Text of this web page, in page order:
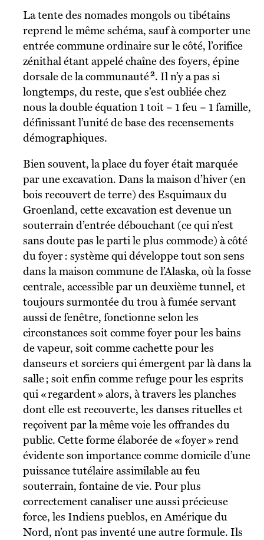
La tente des nomades mongols ou tibétains
reprend le même schéma, sauf à comporter une
entrée commune ordinaire sur le côté, l’orifice
zénithal étant appelé chaîne des foyers, épine
dorsale de la communauté2. Il n’y a pas si
longtemps, du reste, que s’est oubliée chez
nous la double équation 1 toit = 1 feu = 1 famille,
définissant l’unité de base des recensements
démographiques.
Bien souvent, la place du foyer était marquée
par une excavation. Dans la maison d’hiver (en
bois recouvert de terre) des Esquimaux du
Groenland, cette excavation est devenue un
souterrain d’entrée débouchant (ce qui n’est
sans doute pas le parti le plus commode) à côté
du foyer : système qui développe tout son sens
dans la maison commune de l’Alaska, où la fosse
centrale, accessible par un deuxième tunnel, et
toujours surmontée du trou à fumée servant
aussi de fenêtre, fonctionne selon les
circonstances soit comme foyer pour les bains
de vapeur, soit comme cachette pour les
danseurs et sorciers qui émergent par là dans la
salle ; soit enfin comme refuge pour les esprits
qui « regardent » alors, à travers les planches
dont elle est recouverte, les danses rituelles et
reçoivent par la même voie les offrandes du
public. Cette forme élaborée de « foyer » rend
évidente son importance comme domicile d’une
puissance tutélaire assimilable au feu
souterrain, fontaine de vie. Pour plus
correctement canaliser une aussi précieuse
force, les Indiens pueblos, en Amérique du
Nord, n’ont pas inventé une autre formule. Ils